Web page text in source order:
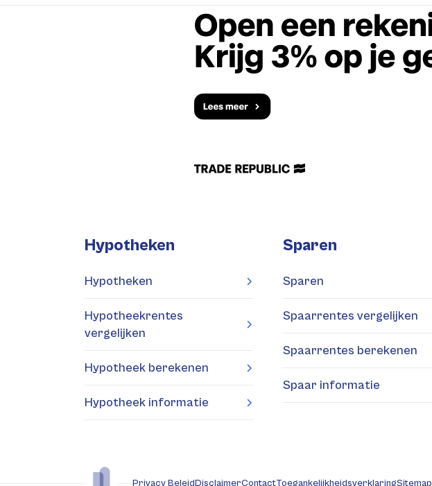
Hypotheken
Hypotheken
Hypotheekrentes
vergelijken
Hypotheek berekenen
Hypotheek informatie
Sparen
Sparen
Spaarrentes vergelijken
Spaarrentes berekenen
Spaar informatie
Privacy BeleidDisclaimerContactToegankelijkheidsverklaringSitemap